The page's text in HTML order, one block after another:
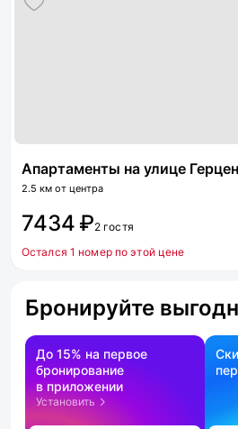
Апартаменты на улице
2.5 км от центра
7434 ₽2 гостя
Остался 1 номер по этой цене
Бронируйте
До 15% на первое
бронирование
в приложении
Установить